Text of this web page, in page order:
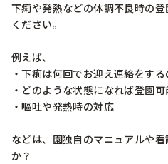
下痢や発熱などの体調不良時の
ください。
例えば、
・下痢は何回でお迎え連絡をする
・どのような状態になれば登園
・嘔吐や発熱時の対応
などは、園独自のマニュアルや
か？